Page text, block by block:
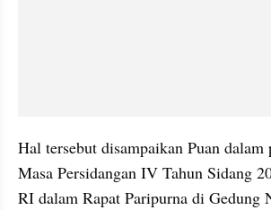
Hal tersebut disampaikan Puan dalam
Masa Persidangan IV Tahun Sidang
RI dalam Rapat Paripurna di Gedung